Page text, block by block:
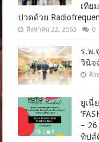
เทีย
ปวดด้วย
สิงหาคม 22, 2563 0
ร.พ.
วินิจ
สิง
ยูเนี่
–
ทิปส์